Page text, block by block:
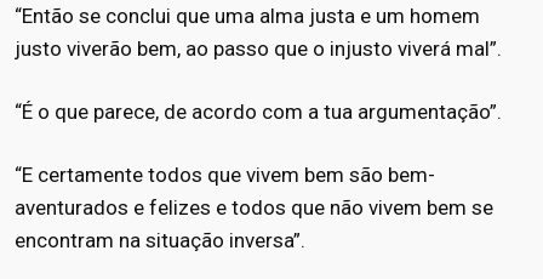
“Então se conclui que uma alma justa e um homem
justo viverão bem, ao passo que o injusto viverá mal”.
“É o que parece, de acordo com a tua argumentação”.
“E certamente todos que vivem bem são bem-
aventurados e felizes e todos que não vivem bem se
encontram na situação inversa”.